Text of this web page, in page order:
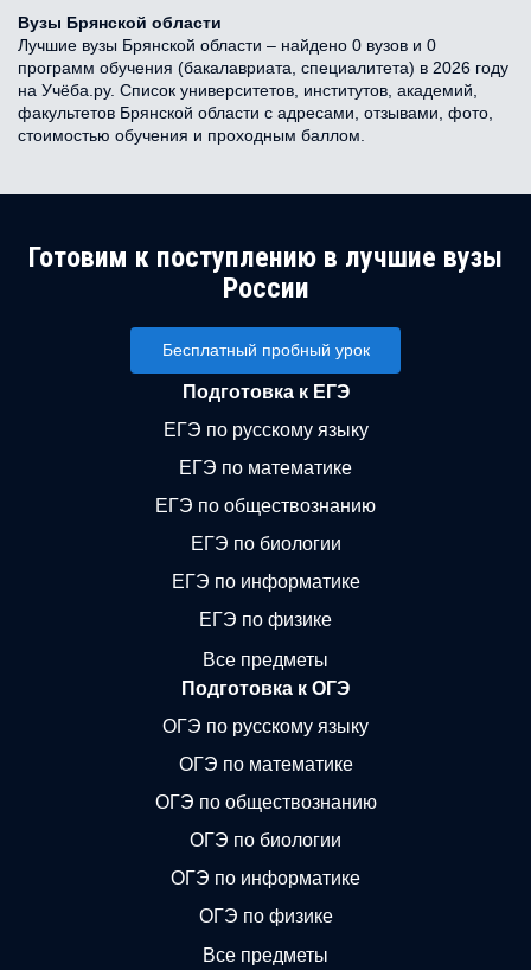
Вузы Брянской области
Лучшие вузы Брянской области – найдено 0 вузов и 0
программ обучения (бакалавриата, специалитета) в 2026 году
на Учёба.ру. Список университетов, институтов, академий,
факультетов Брянской области с адресами, отзывами, фото,
стоимостью обучения и проходным баллом.
Готовим к поступлению в лучшие вузы
России
Бесплатный пробный урок
Подготовка к ЕГЭ
ЕГЭ по русскому языку
ЕГЭ по математике
ЕГЭ по обществознанию
ЕГЭ по биологии
ЕГЭ по информатике
ЕГЭ по физике
Все предметы
Подготовка к ОГЭ
ОГЭ по русскому языку
ОГЭ по математике
ОГЭ по обществознанию
ОГЭ по биологии
ОГЭ по информатике
ОГЭ по физике
Все предметы